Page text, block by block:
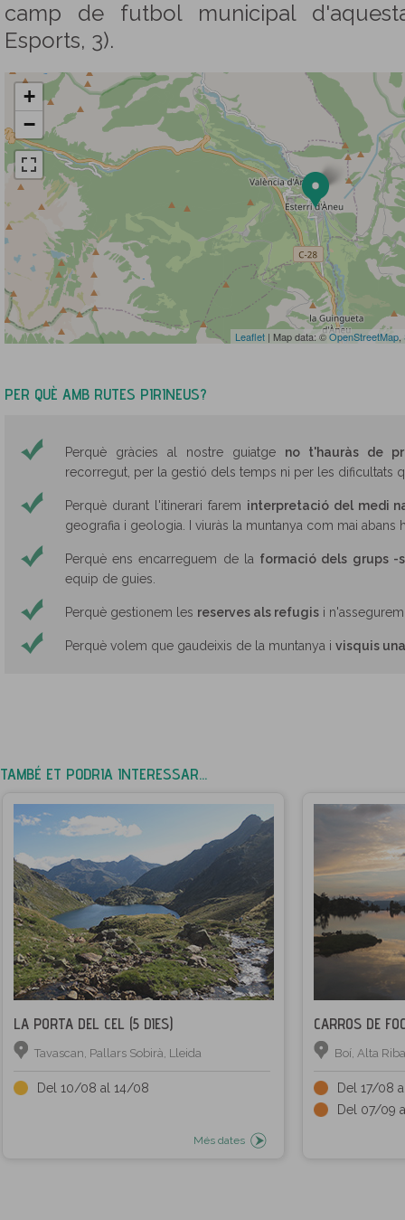
camp de futbol municipal
Esports, 3).
+
−
Leaflet | Map data: ©OpenStreetMap,
PER QUÈ AMB RUTES PIRINEUS?
Perquè gràcies al nostre guiatge no t'hauràs de
recorregut, per la gestió dels temps ni per les dificultats
Perquè durant l'itinerari farem interpretació del medi
geografia i geologia. I viuràs la muntanya com mai abans
Perquè ens encarreguem de la formació dels grups -
equip de guies.
Perquè gestionem les reserves als refugis i
Perquè volem que gaudeixis de la muntanya i visquis
TAMBÉ ET PODRIA INTERESSAR...
LA PORTA DEL CEL (5 DIES)
Tavascan, Pallars Sobirà, Lleida
Del 10/08 al 14/08
Més dates
CARROS DE
Boí, Alta
Del 17/08
Del 07/09